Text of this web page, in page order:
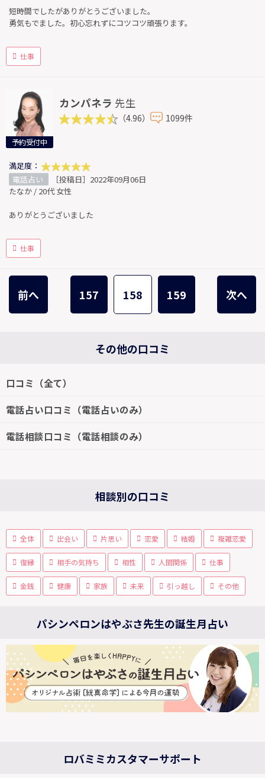
短時間でしたがありがとうございました。
勇気もでました。初心忘れずにコツコツ頑張ります。
仕事
予約受付中
カンパネラ 先生
（4.96） 1099件
満足度：
電話占い
［投稿日］2022年09月06日
たなか / 20代 女性
ありがとうございました
仕事
前へ 157 158 159 次へ
その他の口コミ
口コミ（全て）
電話占い口コミ（電話占いのみ）
電話相談口コミ（電話相談のみ）
相談別の口コミ
全体 出会い 片思い 恋愛 結婚 複雑恋愛
復縁 相手の気持ち 相性 人間関係 仕事
金銭 健康 家族 未来 引っ越し その他
パシンペロンはやぶさ先生の誕生月占い
ロバミミカスタマーサポート